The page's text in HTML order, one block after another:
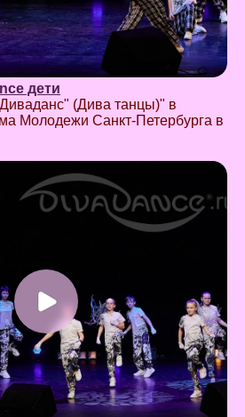
дети
(Дива танцы)" в
Молодежи Санкт-Петербурга в